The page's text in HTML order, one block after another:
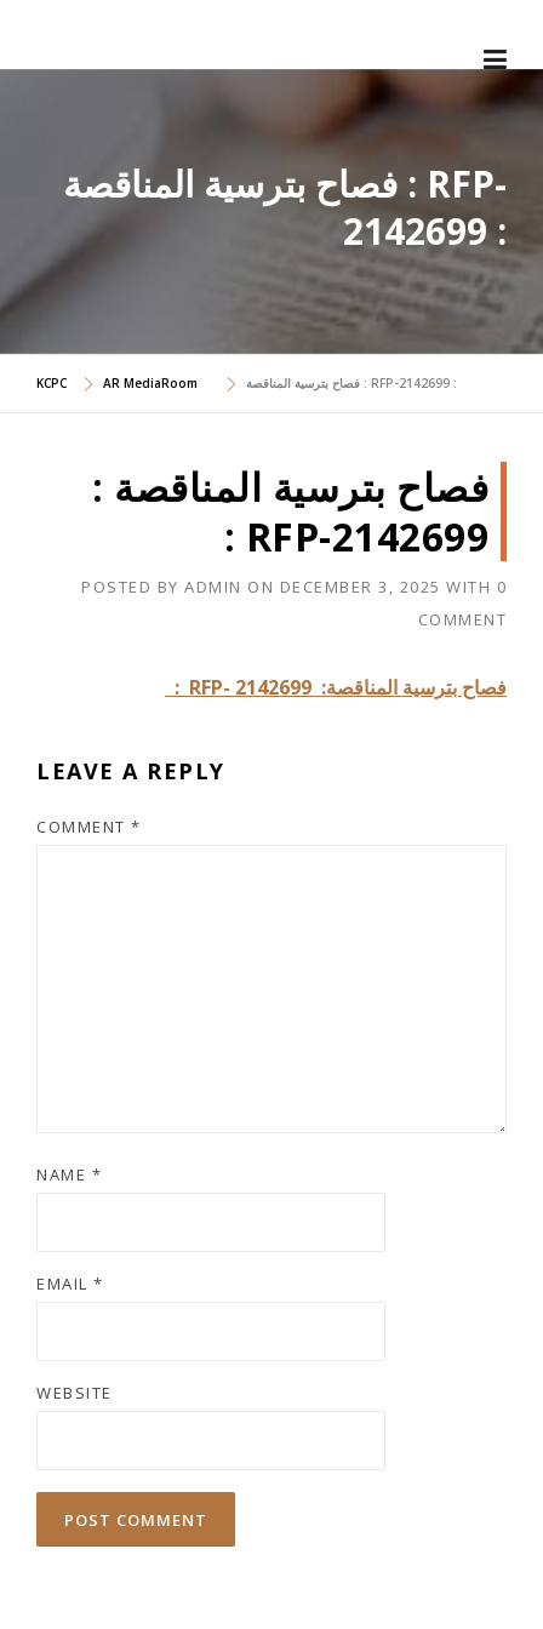
فصاح بترسية المناقصة : RFP-
2142699 :
KCPC AR MediaRoom فصاح بترسية المناقصة : RFP-2142699 :
فصاح بترسية المناقصة :
RFP-2142699 :
POSTED BY ADMIN ON DECEMBER 3, 2025 WITH 0
COMMENT
فصاح بترسية المناقصة: RFP- 2142699 :
LEAVE A REPLY
COMMENT *
NAME *
EMAIL *
WEBSITE